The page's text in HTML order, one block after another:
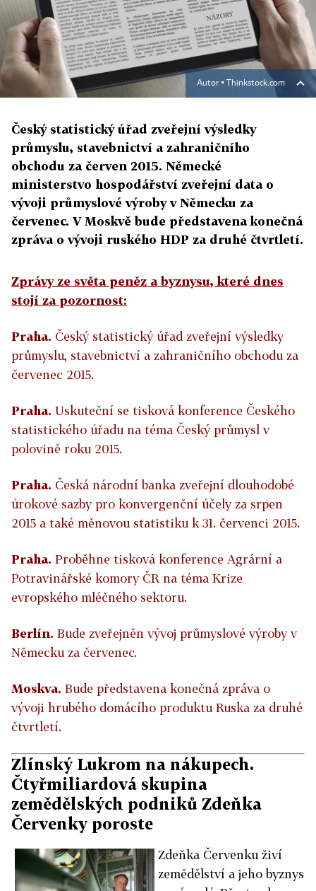
Autor ▪ Thinkstock.com
Český statistický úřad zveřejní výsledky
průmyslu, stavebnictví a zahraničního
obchodu za červen 2015. Německé
ministerstvo hospodářství zveřejní data o
vývoji průmyslové výroby v Německu za
červenec. V Moskvě bude představena konečná
zpráva o vývoji ruského HDP za druhé čtvrtletí.
Zprávy ze světa peněz a byznysu, které dnes
stojí za pozornost:
Praha. Český statistický úřad zveřejní výsledky
průmyslu, stavebnictví a zahraničního obchodu za
červenec 2015.
Praha. Uskuteční se tisková konference Českého
statistického úřadu na téma Český průmysl v
polovině roku 2015.
Praha. Česká národní banka zveřejní dlouhodobé
úrokové sazby pro konvergenční účely za srpen
2015 a také měnovou statistiku k 31. červenci 2015.
Praha. Proběhne tisková konference Agrární a
Potravinářské komory ČR na téma Krize
evropského mléčného sektoru.
Berlín. Bude zveřejněn vývoj průmyslové výroby v
Německu za červenec.
Moskva. Bude představena konečná zpráva o
vývoji hrubého domácího produktu Ruska za druhé
čtvrtletí.
Zlínský Lukrom na nákupech.
Čtyřmiliardová skupina
zemědělských podniků Zdeňka
Červenky poroste
Zdeňka Červenku živí
zemědělství a jeho byznys